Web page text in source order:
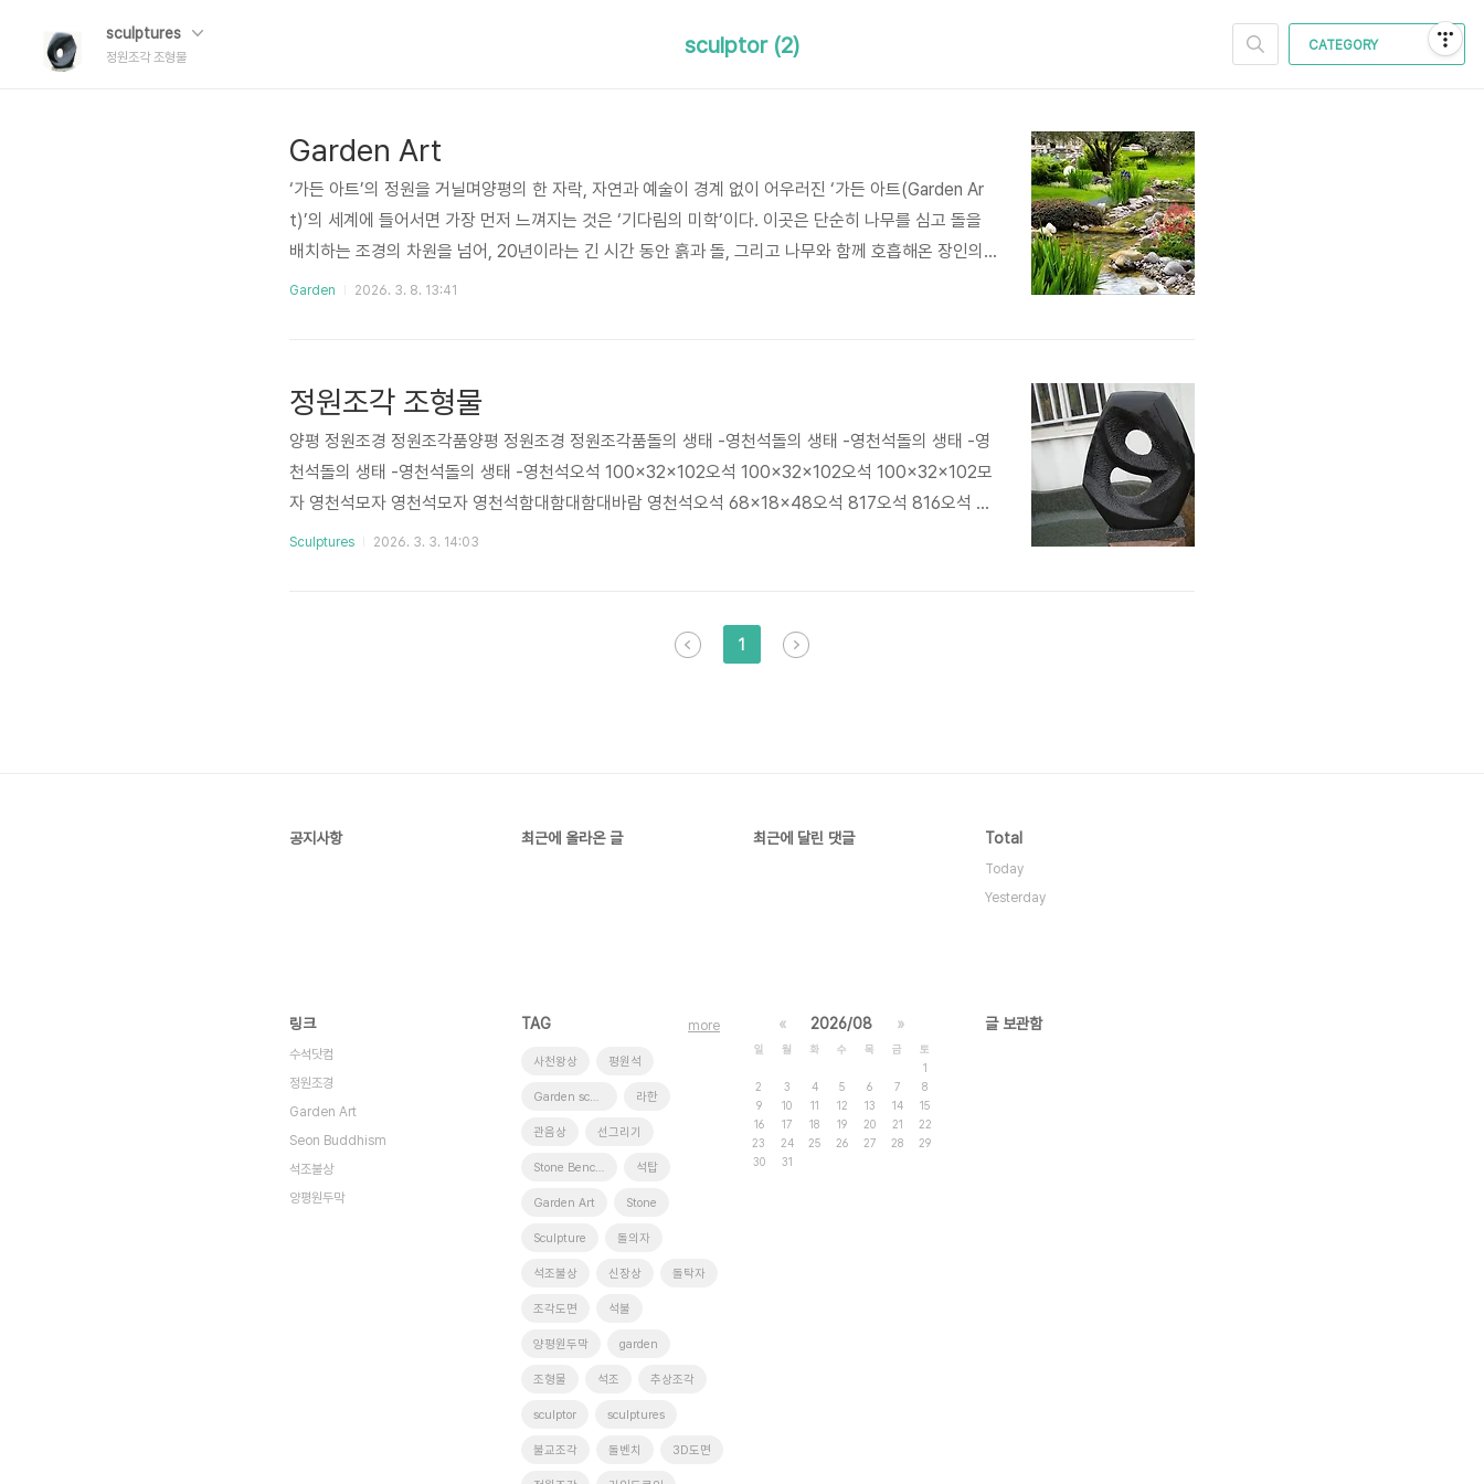
sculptures
정원조각 조형물
CATEGORY
sculptor (2)
Garden Art
‘가든 아트’의 정원을 거닐며양평의 한 자락, 자연과 예술이 경계 없이 어우러진 ‘가든 아트(Garden Ar
t)’의 세계에 들어서면 가장 먼저 느껴지는 것은 ‘기다림의 미학’이다. 이곳은 단순히 나무를 심고 돌을
배치하는 조경의 차원을 넘어, 20년이라는 긴 시간 동안 흙과 돌, 그리고 나무와 함께 호흡해온 장인의
땀방울이 서린 공간이다.가든 아트가 스스로를 정의하는 ‘공간 예술가’이자 ‘생태 파수꾼’이라는 표현은
Garden 2026. 3. 8. 13:41
정원조각 조형물
양평 정원조경 정원조각품양평 정원조경 정원조각품돌의 생태 -영천석돌의 생태 -영천석돌의 생태 -영
천석돌의 생태 -영천석돌의 생태 -영천석오석 100x32x102오석 100x32x102오석 100x32x102모
자 영천석모자 영천석모자 영천석함대함대함대바람 영천석오석 68x18x48오석 817오석 816오석 37
x15x51오석 58x16x70두상 영천석오석 819오석 68x24x90오석 67x22x90오석 110x44x86오
Sculptures 2026. 3. 3. 14:03
1
공지사항 최근에 올라온 글 최근에 달린 댓글 Total
Today
Yesterday
링크
수석닷컴
정원조경
Garden Art
Seon Buddhism
석조불상
양평원두막
TAG
사천왕상 평원석
Garden sculptures 라한
관음상 선그리기
Stone Benches 석탑
Garden Art Stone
Sculpture 돌의자
석조불상 신장상 돌탁자
조각도면 석불
양평원두막 garden
조형물 석조 추상조각
sculptor sculptures
불교조각 돌벤치 3D도면
more « 2026/08 »
일 월 화 수 목 금
토
1
2
3 4 5 6 7
8
9
10 11 12 13 14
15
16
17 18 19 20 21
22
23
24 25 26 27 28
29
30
31
글 보관함